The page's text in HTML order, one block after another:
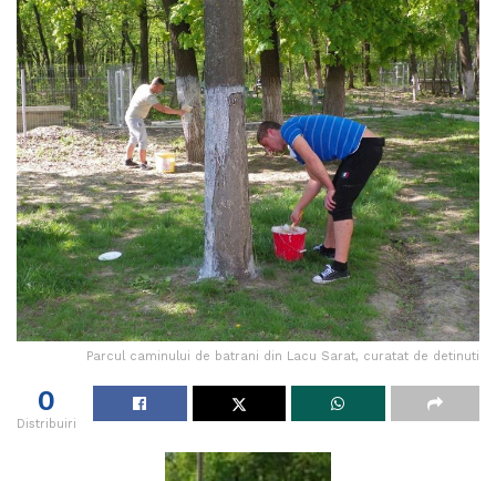
Parcul caminului de batrani din Lacu Sarat, curatat de detinuti
0
Distribuiri